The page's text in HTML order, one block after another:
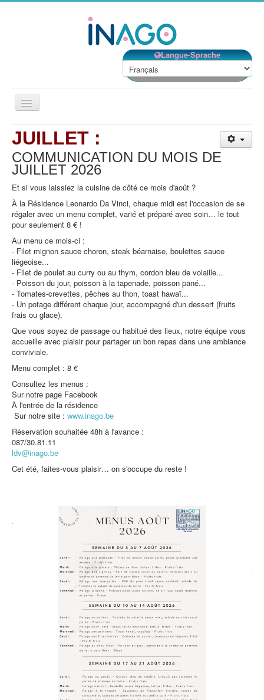
Langue-Sprache
Basculer
la
Accueil
Nos établissements
Nos services
Notre Structure
Bénévolat
Contact
EMPLOIS
Protection des données
JUILLET :
COMMUNICATION DU MOIS DE
JUILLET 2026
Et si vous laissiez la cuisine de côté ce mois d'août ?
À la Résidence Leonardo Da Vinci, chaque midi est l'occasion de se
régaler avec un menu complet, varié et préparé avec soin… le tout
pour seulement 8 € !
Au menu ce mois-ci :
- Filet mignon sauce choron, steak béarnaise, boulettes sauce
liégeoise...
- Filet de poulet au curry ou au thym, cordon bleu de volaille...
- Poisson du jour, poisson à la tapenade, poisson pané...
- Tomates-crevettes, pêches au thon, toast hawaï...
- Un potage différent chaque jour, accompagné d'un dessert (fruits
frais ou glace).
Que vous soyez de passage ou habitué des lieux, notre équipe vous
accueille avec plaisir pour partager un bon repas dans une ambiance
conviviale.
Menu complet : 8 €
Consultez les menus :
Sur notre page Facebook
À l'entrée de la résidence
Sur notre site : www.inago.be
Réservation souhaitée 48h à l'avance :
087/30.81.11
ldv@inago.be
Cet été, faites-vous plaisir… on s'occupe du reste !